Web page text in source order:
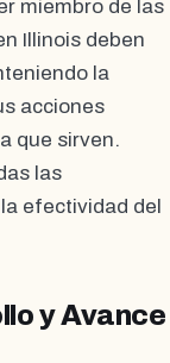
miembro de las
Illinois deben
la
acciones
que sirven.
las
efectividad del
y Avance